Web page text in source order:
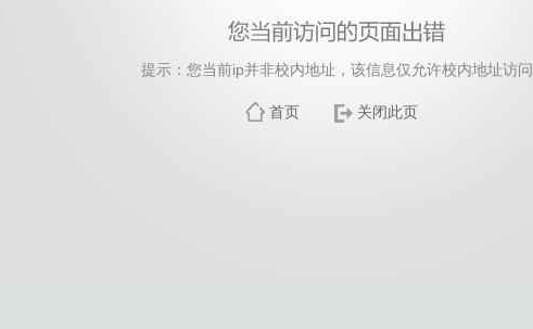
提示：您当前ip并非校内地址，该信息仅允许校内地址访问
首页 关闭此页